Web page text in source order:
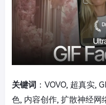
关键词 ：VOVO, 超真实,
色, 内容创作, 扩散神经网